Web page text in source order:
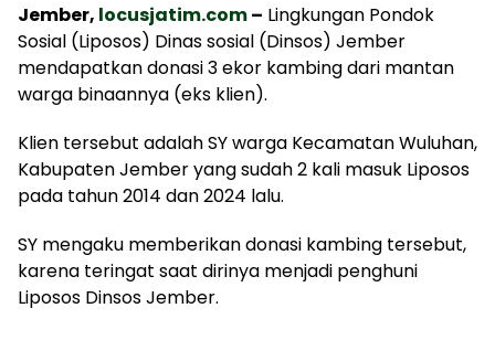
Jember, locusjatim.com– Lingkungan Pondok
Sosial (Liposos) Dinas sosial (Dinsos) Jember
mendapatkan donasi 3 ekor kambing dari mantan
warga binaannya (eks klien).
Klien tersebut adalah SY warga Kecamatan Wuluhan,
Kabupaten Jember yang sudah 2 kali masuk Liposos
pada tahun 2014 dan 2024 lalu.
SY mengaku memberikan donasi kambing tersebut,
karena teringat saat dirinya menjadi penghuni
Liposos Dinsos Jember.